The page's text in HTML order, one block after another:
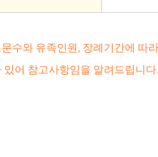
수와 유족인원, 장례기간에 따
있어 참고사항임을 알려드립니다.